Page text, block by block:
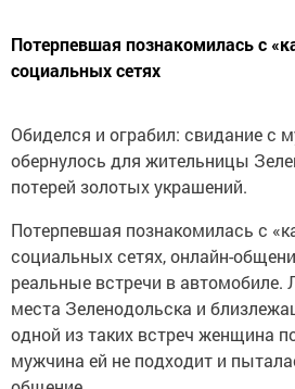
Потерпевшая познакомилась с
социальных сетях
Обиделся и ограбил: свидание с
обернулось для жительницы
потерей золотых украшений.
Потерпевшая познакомилась с
социальных сетях, онлайн-
реальные встречи в
места Зеленодольска и
одной из таких встреч женщина
мужчина ей не подходит и